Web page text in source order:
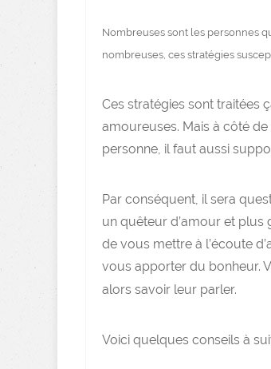
Nombreuses sont les personnes
nombreuses, ces stratégies
Ces stratégies sont traitées
amoureuses. Mais à côté
personne, il faut aussi
Par conséquent, il sera
un quêteur d’amour et plus
de vous mettre à l’écoute
vous apporter du bonheur.
alors savoir leur parler.
Voici quelques conseils à